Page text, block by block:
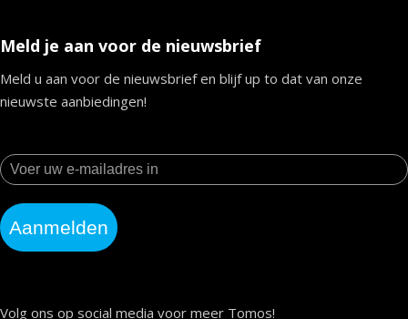
Meld je aan voor de nieuwsbrief
Meld u aan voor de nieuwsbrief en blijf up to dat van onze
nieuwste aanbiedingen!
Aanmelden
Volg ons op social media voor meer Tomos!